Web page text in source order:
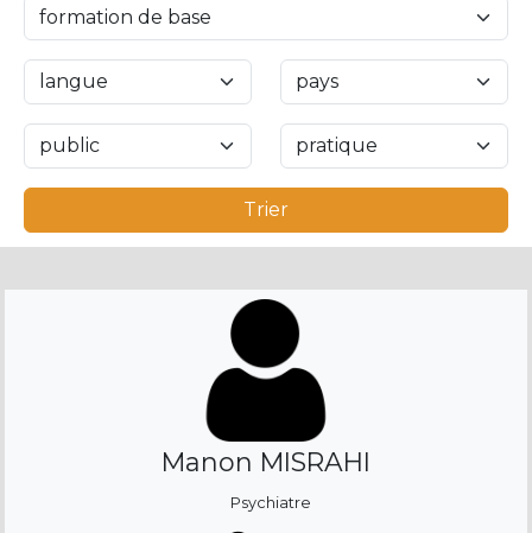
Trier
Manon MISRAHI
Psychiatre